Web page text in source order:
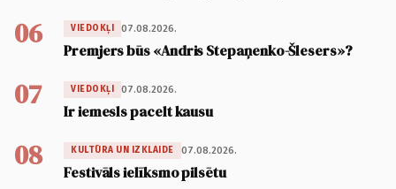
06 VIEDOKĻI 07.08.2026.
Premjers būs «Andris Stepaņenko-Šlesers»?
07 VIEDOKĻI 07.08.2026.
Ir iemesls pacelt kausu
08 KULTŪRA UN IZKLAIDE 07.08.2026.
Festivāls ielīksmo pilsētu